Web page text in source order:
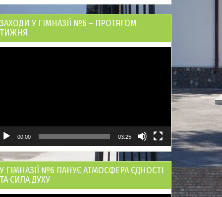
ЗАХОДИ У ГІМНАЗІЇ №6 – ПРОТЯГОМ
ТИЖНЯ
00:00 03:25
У ГІМНАЗІЇ №6 ПАНУЄ АТМОСФЕРА ЄДНОСТІ
ТА СИЛА ДУХУ